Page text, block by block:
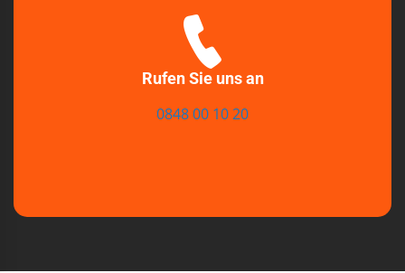
Rufen Sie uns an
0848 00 10 20